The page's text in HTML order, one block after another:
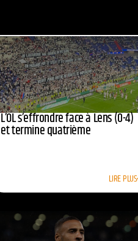
L’OL s’effrondre face à Lens (0-4)
et termine quatrième
LIRE PLUS